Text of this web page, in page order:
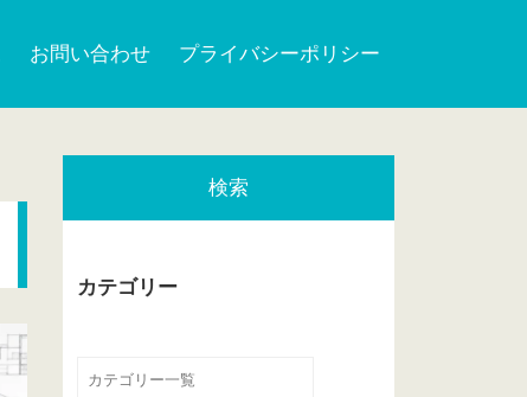
お問い合わせ プライバシーポリシー
検索
カテゴリー